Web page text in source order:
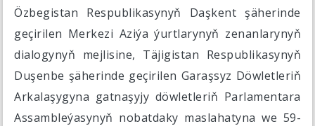
Özbegistan Respublikasynyň Daşkent şäherinde
geçirilen Merkezi Aziýa ýurtlarynyň zenanlarynyň
dialogynyň mejlisine, Täjigistan Respublikasynyň
Duşenbe şäherinde geçirilen Garaşsyz Döwletleriň
Arkalaşygyna gatnaşyjy döwletleriň Parlamentara
Assambleýasynyň nobatdaky maslahatyna we 59-